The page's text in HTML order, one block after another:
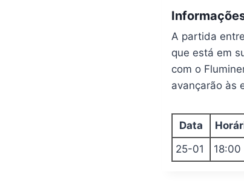
A partida
que está em
com o
avançarão às
Data
25-01
18:00